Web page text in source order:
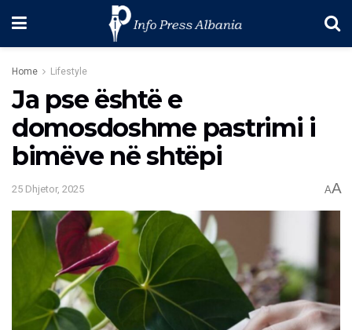
Home Lifestyle
Ja pse është e
domosdoshme pastrimi i
bimëve në shtëpi
25 Dhjetor, 2025 AA